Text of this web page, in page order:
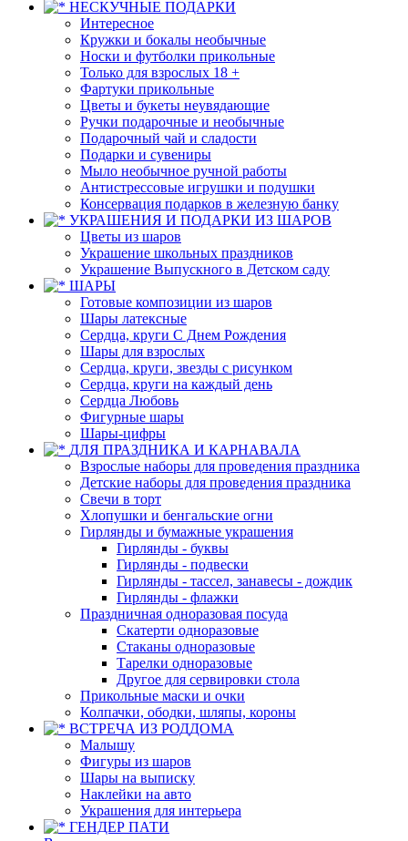
НЕСКУЧНЫЕ ПОДАРКИ
Интересное
Кружки и бокалы необычные
Носки и футболки прикольные
Только для взрослых 18 +
Фартуки прикольные
Цветы и букеты неувядающие
Ручки подарочные и необычные
Подарочный чай и сладости
Подарки и сувениры
Мыло необычное ручной работы
Антистрессовые игрушки и подушки
Консервация подарков в железную банку
УКРАШЕНИЯ И ПОДАРКИ ИЗ ШАРОВ
Цветы из шаров
Украшение школьных праздников
Украшение Выпускного в Детском саду
ШАРЫ
Готовые композиции из шаров
Шары латексные
Сердца, круги С Днем Рождения
Шары для взрослых
Сердца, круги, звезды с рисунком
Сердца, круги на каждый день
Сердца Любовь
Фигурные шары
Шары-цифры
ДЛЯ ПРАЗДНИКА И КАРНАВАЛА
Взрослые наборы для проведения праздника
Детские наборы для проведения праздника
Свечи в торт
Хлопушки и бенгальские огни
Гирлянды и бумажные украшения
Гирлянды - буквы
Гирлянды - подвески
Гирлянды - тассел, занавесы - дождик
Гирлянды - флажки
Праздничная одноразовая посуда
Скатерти одноразовые
Стаканы одноразовые
Тарелки одноразовые
Другое для сервировки стола
Прикольные маски и очки
Колпачки, ободки, шляпы, короны
ВСТРЕЧА ИЗ РОДДОМА
Малышу
Фигуры из шаров
Шары на выписку
Наклейки на авто
Украшения для интерьера
ГЕНДЕР ПАТИ